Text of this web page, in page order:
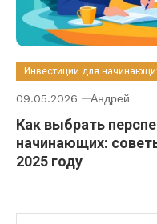
Инвестиции для
09.05.2026 Андрей
Как выбрать
начинающих:
2025 году